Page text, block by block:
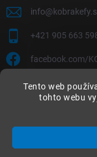
Tento web
tohto webu
info@
+421 905 663
facebook.com/